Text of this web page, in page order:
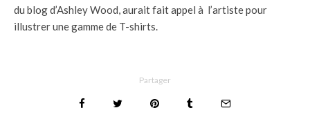
du blog d’Ashley Wood, aurait fait appel à l’artiste pour
illustrer une gamme de T-shirts.
Partager